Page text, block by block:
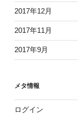
2017年12月
2017年11月
2017年9月
メタ情報
ログイン